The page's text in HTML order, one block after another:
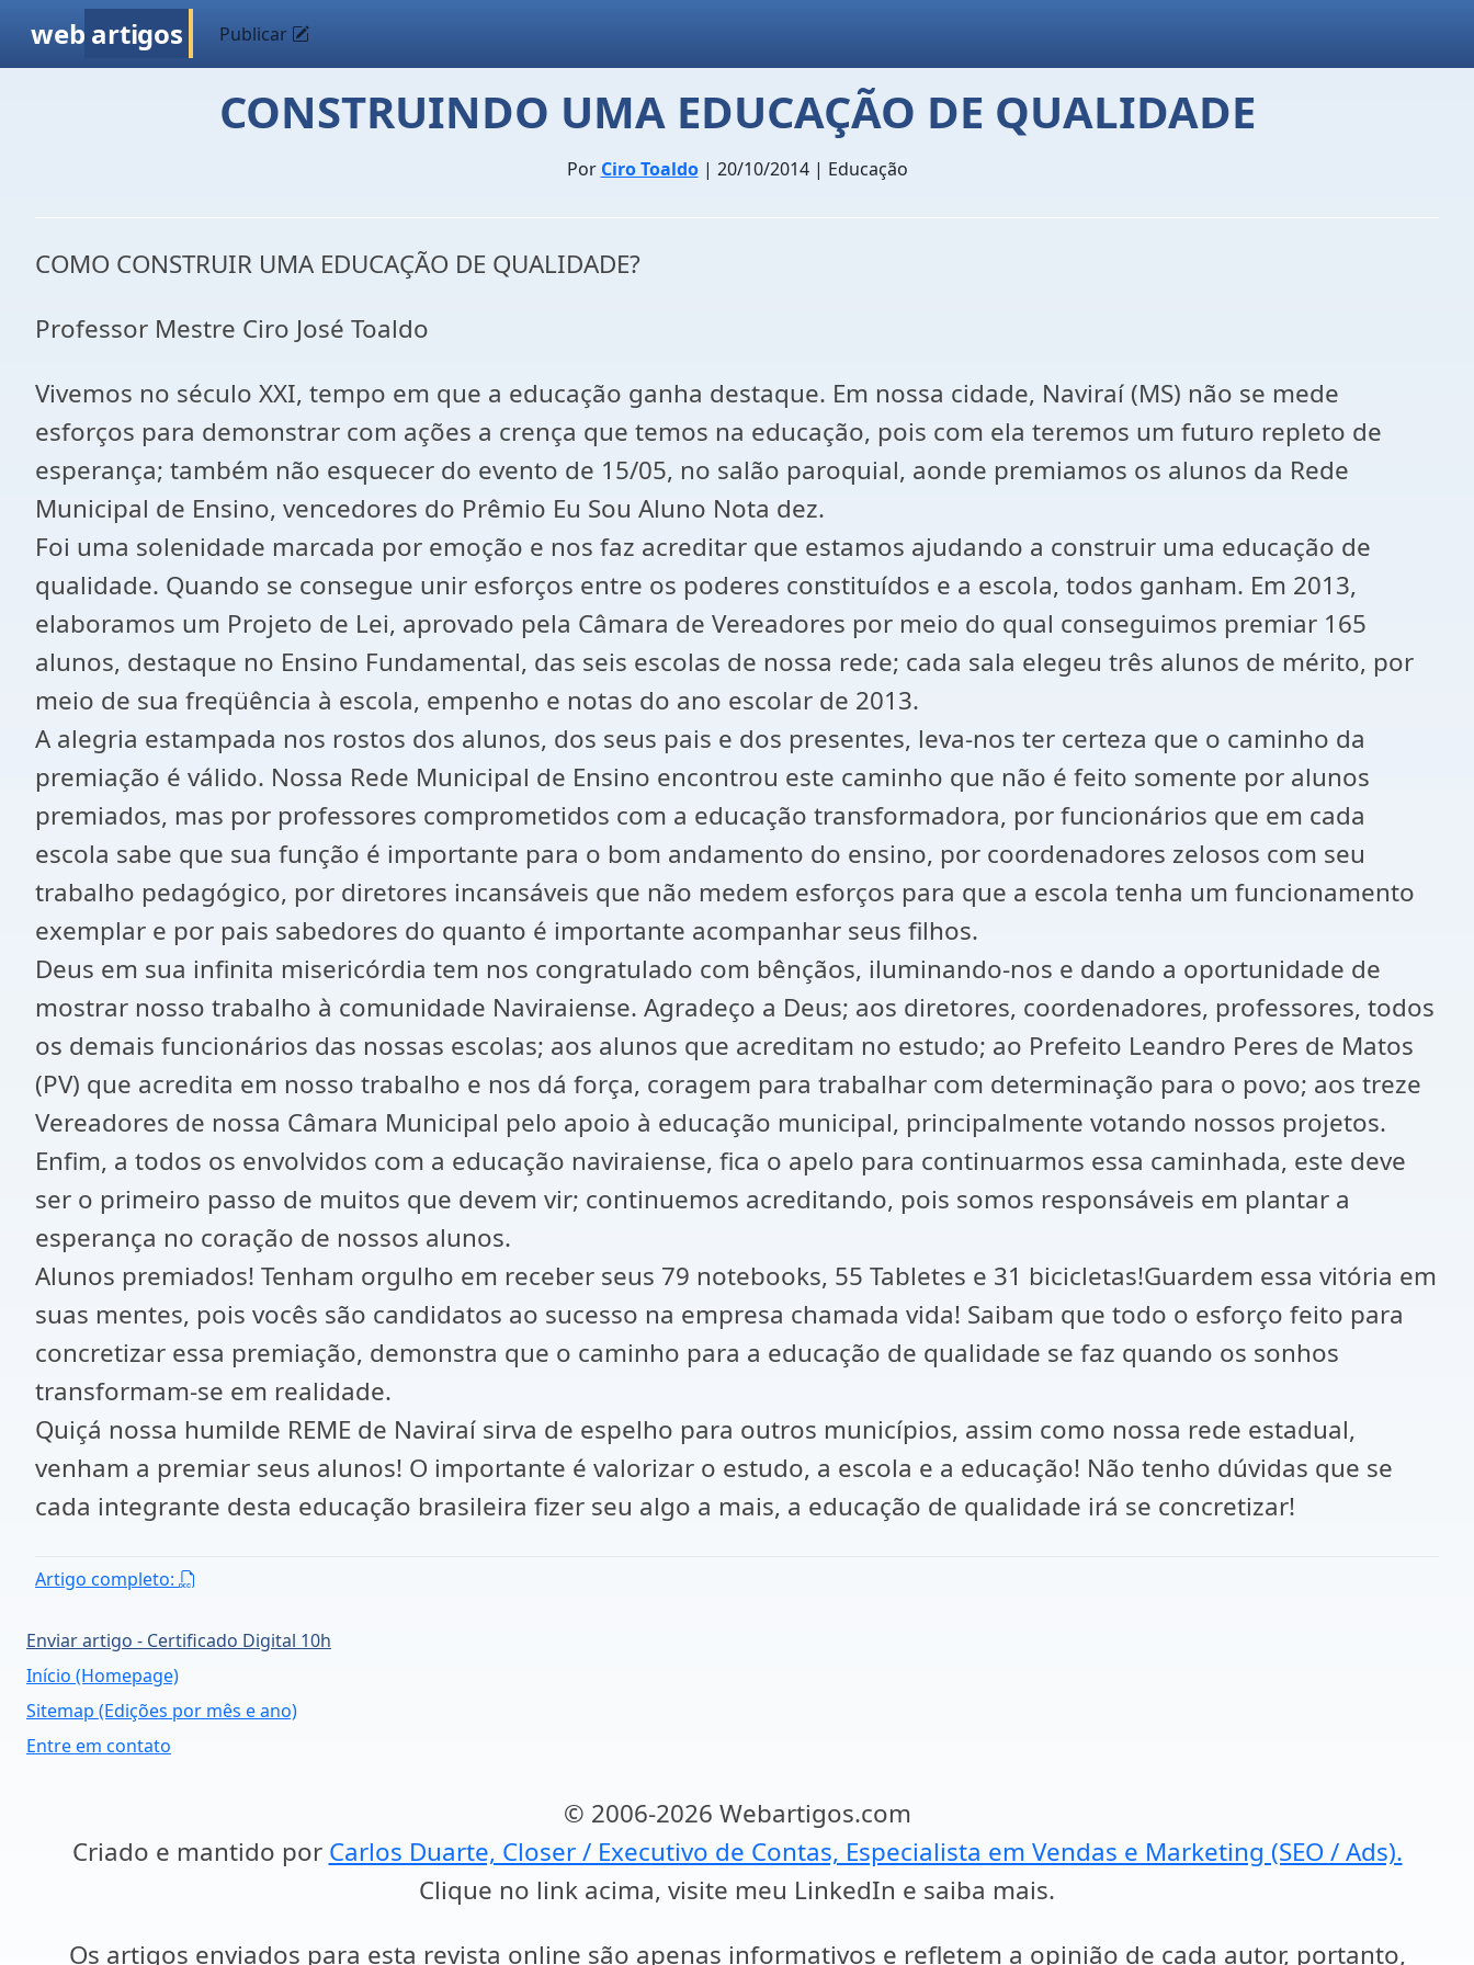
web artigos Publicar
CONSTRUINDO UMA EDUCAÇÃO DE QUALIDADE
Por Ciro Toaldo| 20/10/2014 | Educação
COMO CONSTRUIR UMA EDUCAÇÃO DE QUALIDADE?
Professor Mestre Ciro José Toaldo
Vivemos no século XXI, tempo em que a educação ganha destaque. Em nossa cidade, Naviraí (MS) não se mede
esforços para demonstrar com ações a crença que temos na educação, pois com ela teremos um futuro repleto de
esperança; também não esquecer do evento de 15/05, no salão paroquial, aonde premiamos os alunos da Rede
Municipal de Ensino, vencedores do Prêmio Eu Sou Aluno Nota dez.
Foi uma solenidade marcada por emoção e nos faz acreditar que estamos ajudando a construir uma educação de
qualidade. Quando se consegue unir esforços entre os poderes constituídos e a escola, todos ganham. Em 2013,
elaboramos um Projeto de Lei, aprovado pela Câmara de Vereadores por meio do qual conseguimos premiar 165
alunos, destaque no Ensino Fundamental, das seis escolas de nossa rede; cada sala elegeu três alunos de mérito, por
meio de sua freqüência à escola, empenho e notas do ano escolar de 2013.
A alegria estampada nos rostos dos alunos, dos seus pais e dos presentes, leva-nos ter certeza que o caminho da
premiação é válido. Nossa Rede Municipal de Ensino encontrou este caminho que não é feito somente por alunos
premiados, mas por professores comprometidos com a educação transformadora, por funcionários que em cada
escola sabe que sua função é importante para o bom andamento do ensino, por coordenadores zelosos com seu
trabalho pedagógico, por diretores incansáveis que não medem esforços para que a escola tenha um funcionamento
exemplar e por pais sabedores do quanto é importante acompanhar seus filhos.
Deus em sua infinita misericórdia tem nos congratulado com bênçãos, iluminando-nos e dando a oportunidade de
mostrar nosso trabalho à comunidade Naviraiense. Agradeço a Deus; aos diretores, coordenadores, professores, todos
os demais funcionários das nossas escolas; aos alunos que acreditam no estudo; ao Prefeito Leandro Peres de Matos
(PV) que acredita em nosso trabalho e nos dá força, coragem para trabalhar com determinação para o povo; aos treze
Vereadores de nossa Câmara Municipal pelo apoio à educação municipal, principalmente votando nossos projetos.
Enfim, a todos os envolvidos com a educação naviraiense, fica o apelo para continuarmos essa caminhada, este deve
ser o primeiro passo de muitos que devem vir; continuemos acreditando, pois somos responsáveis em plantar a
esperança no coração de nossos alunos.
Alunos premiados! Tenham orgulho em receber seus 79 notebooks, 55 Tabletes e 31 bicicletas!Guardem essa vitória em
suas mentes, pois vocês são candidatos ao sucesso na empresa chamada vida! Saibam que todo o esforço feito para
concretizar essa premiação, demonstra que o caminho para a educação de qualidade se faz quando os sonhos
transformam-se em realidade.
Quiçá nossa humilde REME de Naviraí sirva de espelho para outros municípios, assim como nossa rede estadual,
venham a premiar seus alunos! O importante é valorizar o estudo, a escola e a educação! Não tenho dúvidas que se
cada integrante desta educação brasileira fizer seu algo a mais, a educação de qualidade irá se concretizar!
Artigo completo:
Enviar artigo - Certificado Digital 10h
Início (Homepage)
Sitemap (Edições por mês e ano)
Entre em contato
© 2006-2026 Webartigos.com
Criado e mantido por Carlos Duarte, Closer / Executivo de Contas, Especialista em Vendas e Marketing (SEO / Ads).
Clique no link acima, visite meu LinkedIn e saiba mais.
Os artigos enviados para esta revista online são apenas informativos e refletem a opinião de cada autor, portanto,